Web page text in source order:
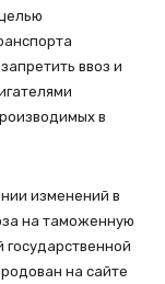
ввоз и
в
изменений в
на таможенную
на сайте